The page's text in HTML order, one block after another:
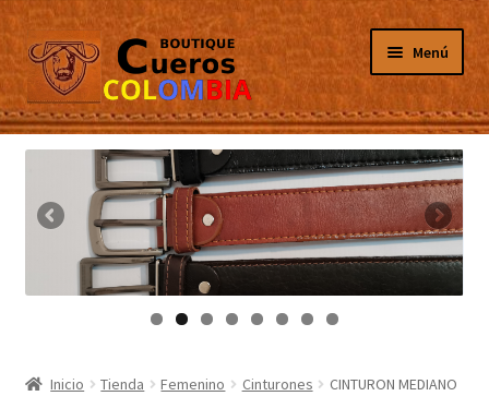
Ir
a
la
navegación
Ir
al
contenido
Menú
Inicio
Masculino
Femenino
Inicio Tienda Femenino Cinturones
CINTURON MEDIANO